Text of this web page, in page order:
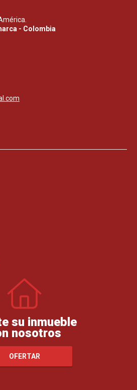
- Colombia
su inmueble
nosotros
OFERTAR